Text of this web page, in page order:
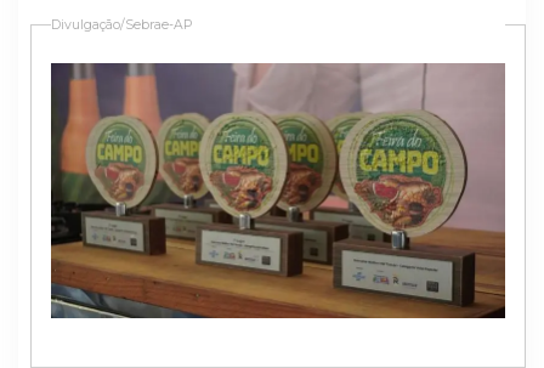
Divulgação/Sebrae-AP